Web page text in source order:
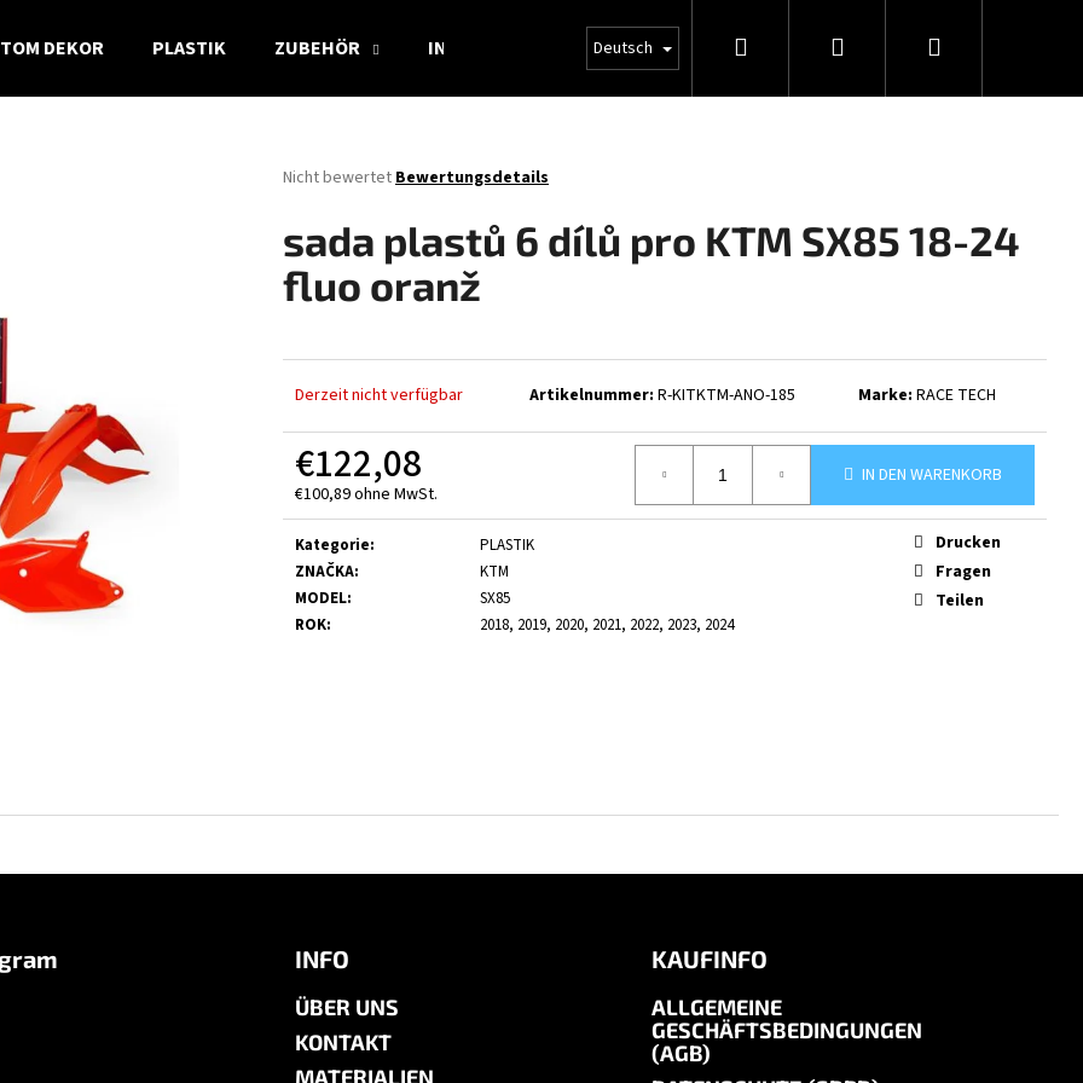
DEKOR PLASTIK ZUBEHÖR INFO Deutsch Suchen Login Warenkorb
Die
Produktbewertung
ist
0,0
von
Nicht bewertetBewertungsdetails
sada plastů 6 dílů pro KTM SX85 18-24
fluo oranž
Derzeit nicht verfügbar Artikelnummer: R-KITKTM-ANO-185 Marke: RACE TECH
€122,08
€100,89 ohne MwSt.
Verkaufspreis:
IN DEN WARENKORB
Kategorie:
PLASTIK
ZNAČKA:
KTM
MODEL:
SX85
ROK: 2018, 2019, 2020, 2021, 2022, 2023, 2024
Drucken
Fragen
Teilen
SUCHEN
INFO
ÜBER UNS
KONTAKT
MATERIALIEN
KAUFINFO
ALLGEMEINE
GESCHÄFTSBEDINGUNGEN
(AGB)